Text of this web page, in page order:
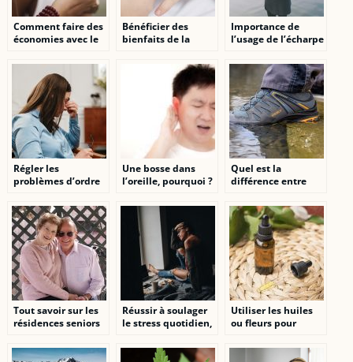
Comment faire des
économies avec le
Bénéficier des
bienfaits de la
en restant chez soi
Importance de
l’usage de l’écharpe
nœud et conseils de
choix
Régler les
problèmes d’ordre
émotionnel grâce à
la bioénergie
Une bosse dans
l’oreille, pourquoi ?
Quel est la
différence entre
et chaussure de
sécurité classique ?
Tout savoir sur les
résidences seniors
Réussir à soulager
le stress quotidien,
parvenir ?
Utiliser les huiles
ou fleurs pour
etre